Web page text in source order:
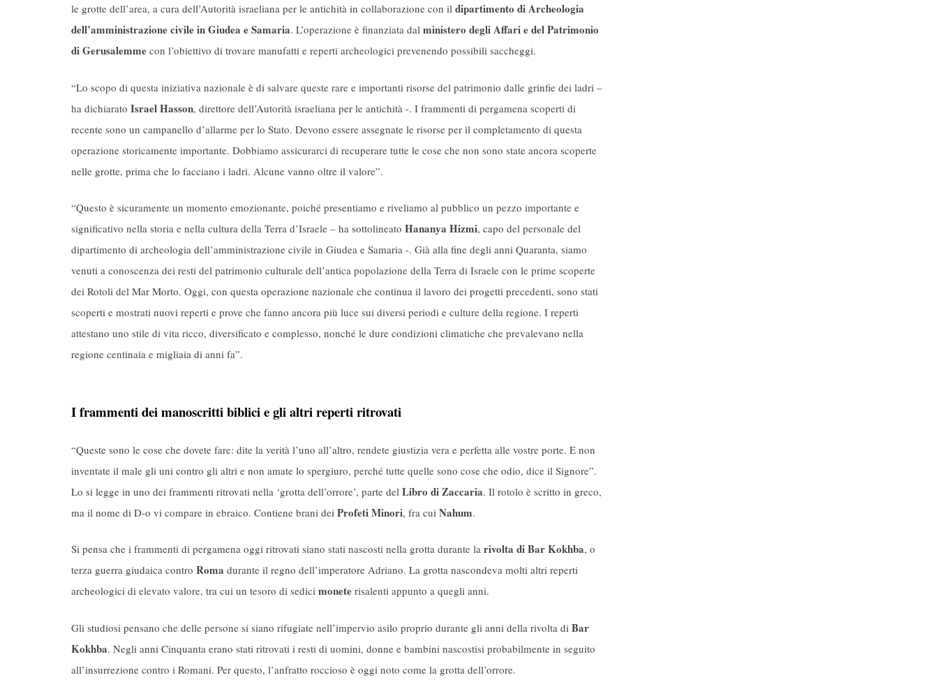
le grotte dell’area, a cura dell’Autorità israeliana per le antichità in collaborazione con il dipartimento di Archeologia
dell’amministrazione civile in Giudea e Samaria. L’operazione è finanziata dal ministero degli Affari e del Patrimonio
di Gerusalemme con l’obiettivo di trovare manufatti e reperti archeologici prevenendo possibili saccheggi.
“Lo scopo di questa iniziativa nazionale è di salvare queste rare e importanti risorse del patrimonio dalle grinfie dei ladri –
ha dichiarato Israel Hasson, direttore dell’Autorità israeliana per le antichità -. I frammenti di pergamena scoperti di
recente sono un campanello d’allarme per lo Stato. Devono essere assegnate le risorse per il completamento di questa
operazione storicamente importante. Dobbiamo assicurarci di recuperare tutte le cose che non sono state ancora scoperte
nelle grotte, prima che lo facciano i ladri. Alcune vanno oltre il valore”.
“Questo è sicuramente un momento emozionante, poiché presentiamo e riveliamo al pubblico un pezzo importante e
significativo nella storia e nella cultura della Terra d’Israele – ha sottolineato Hananya Hizmi, capo del personale del
dipartimento di archeologia dell’amministrazione civile in Giudea e Samaria -. Già alla fine degli anni Quaranta, siamo
venuti a conoscenza dei resti del patrimonio culturale dell’antica popolazione della Terra di Israele con le prime scoperte
dei Rotoli del Mar Morto. Oggi, con questa operazione nazionale che continua il lavoro dei progetti precedenti, sono stati
scoperti e mostrati nuovi reperti e prove che fanno ancora più luce sui diversi periodi e culture della regione. I reperti
attestano uno stile di vita ricco, diversificato e complesso, nonché le dure condizioni climatiche che prevalevano nella
regione centinaia e migliaia di anni fa”.
I frammenti dei manoscritti biblici e gli altri reperti ritrovati
“Queste sono le cose che dovete fare: dite la verità l’uno all’altro, rendete giustizia vera e perfetta alle vostre porte. E non
inventate il male gli uni contro gli altri e non amate lo spergiuro, perché tutte quelle sono cose che odio, dice il Signore”.
Lo si legge in uno dei frammenti ritrovati nella ‘grotta dell’orrore’, parte del Libro di Zaccaria. Il rotolo è scritto in greco,
ma il nome di D-o vi compare in ebraico. Contiene brani dei Profeti Minori, fra cui Nahum.
Si pensa che i frammenti di pergamena oggi ritrovati siano stati nascosti nella grotta durante la rivolta di Bar Kokhba, o
terza guerra giudaica contro Roma durante il regno dell’imperatore Adriano. La grotta nascondeva molti altri reperti
archeologici di elevato valore, tra cui un tesoro di sedici monete risalenti appunto a quegli anni.
Gli studiosi pensano che delle persone si siano rifugiate nell’impervio asilo proprio durante gli anni della rivolta di Bar
Kokhba. Negli anni Cinquanta erano stati ritrovati i resti di uomini, donne e bambini nascostisi probabilmente in seguito
all’insurrezione contro i Romani. Per questo, l’anfratto roccioso è oggi noto come la grotta dell’orrore.